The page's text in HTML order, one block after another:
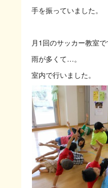
手を振っていました。
月1回のサッカー教室
雨が多くて…。
室内で行いました。